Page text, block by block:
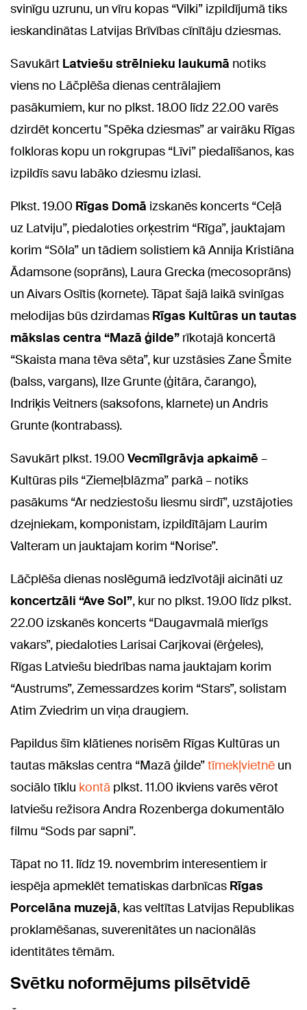
svinīgu uzrunu, un vīru kopas “Vilki” izpildījumā tiks
ieskandinātas Latvijas Brīvības cīnītāju dziesmas.
Savukārt Latviešu strēlnieku laukumā notiks
viens no Lāčplēša dienas centrālajiem
pasākumiem, kur no plkst. 18.00 līdz 22.00 varēs
dzirdēt koncertu "Spēka dziesmas” ar vairāku Rīgas
folkloras kopu un rokgrupas “Līvi” piedalīšanos, kas
izpildīs savu labāko dziesmu izlasi.
Plkst. 19.00 Rīgas Domā izskanēs koncerts “Ceļā
uz Latviju”, piedaloties orķestrim “Rīga”, jauktajam
korim “Sōla” un tādiem solistiem kā Annija Kristiāna
Ādamsone (soprāns), Laura Grecka (mecosoprāns)
un Aivars Osītis (kornete). Tāpat šajā laikā svinīgas
melodijas būs dzirdamas Rīgas Kultūras un tautas
mākslas centra “Mazā ģilde” rīkotajā koncertā
“Skaista mana tēva sēta”, kur uzstāsies Zane Šmite
(balss, vargans), Ilze Grunte (ģitāra, čarango),
Indriķis Veitners (saksofons, klarnete) un Andris
Grunte (kontrabass).
Savukārt plkst. 19.00 Vecmīlgrāvja apkaimē –
Kultūras pils “Ziemeļblāzma” parkā – notiks
pasākums “Ar nedziestošu liesmu sirdī”, uzstājoties
dzejniekam, komponistam, izpildītājam Laurim
Valteram un jauktajam korim “Norise”.
Lāčplēša dienas noslēgumā iedzīvotāji aicināti uz
koncertzāli “Ave Sol”, kur no plkst. 19.00 līdz plkst.
22.00 izskanēs koncerts “Daugavmalā mierīgs
vakars”, piedaloties Larisai Carjkovai (ērģeles),
Rīgas Latviešu biedrības nama jauktajam korim
“Austrums”, Zemessardzes korim “Stars”, solistam
Atim Zviedrim un viņa draugiem.
Papildus šīm klātienes norisēm Rīgas Kultūras un
tautas mākslas centra “Mazā ģilde”tīmekļvietnē un
sociālo tīklu kontā plkst. 11.00 ikviens varēs vērot
latviešu režisora Andra Rozenberga dokumentālo
filmu “Sods par sapni”.
Tāpat no 11. līdz 19. novembrim interesentiem ir
iespēja apmeklēt tematiskas darbnīcas Rīgas
Porcelāna muzejā, kas veltītas Latvijas Republikas
proklamēšanas, suverenitātes un nacionālās
identitātes tēmām.
Svētku noformējums pilsētvidē